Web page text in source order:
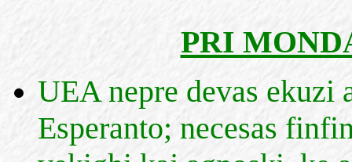
PRI
UEA nepre devas ekuzi
Esperanto; necesas